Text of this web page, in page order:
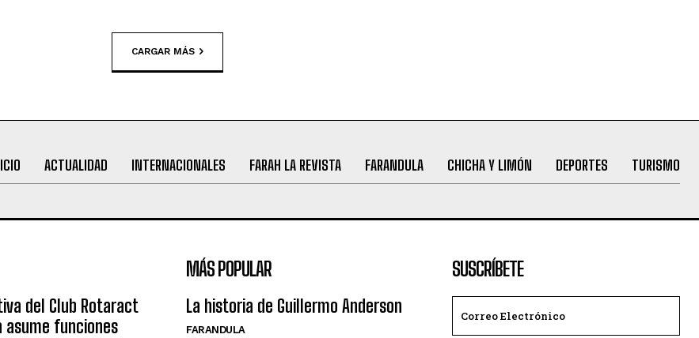
CARGAR MÁS
ACTUALIDAD INTERNACIONALES FARAH LA REVISTA FARANDULA CHICHA Y LIMÓN DEPORTES TURISMO
del Club Rotaract
asume funciones
MÁS POPULAR
La historia de Guillermo Anderson
FARANDULA
SUSCRÍBETE